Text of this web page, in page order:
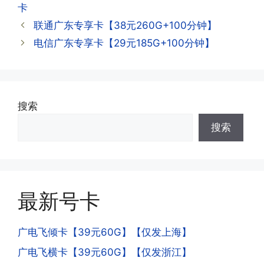
查询到流量和话费是否正常到账;如果未
到，耐心等待48小时后，再刷新app即
答:这是属于正常现象，属于刚激活到账
是因为激活当月的流量会按照您激活剩余
的天数折算到账，次月就会全额到账，留
超出额外扣费哦。
·3.注销后，会不会影响我的信誉?
·4.为什么手机卡刚激活60天内不能换手
去骗人。他必须注册很多APP才可以去骗
人。他们是用专业设备插手机卡打的，所
以会经常换卡槽换设备。所以基于这些特
点，运营商系统会识别到，如果你有类似
的异常使用行为，就会让你二次认证。二
卡
联通广东专享卡【38元260G+100分钟】
电信广东专享卡【29元185G+100分钟】
搜索
搜索
最新号卡
广电飞倾卡【39元60G】【仅发上海】
广电飞横卡【39元60G】【仅发浙江】